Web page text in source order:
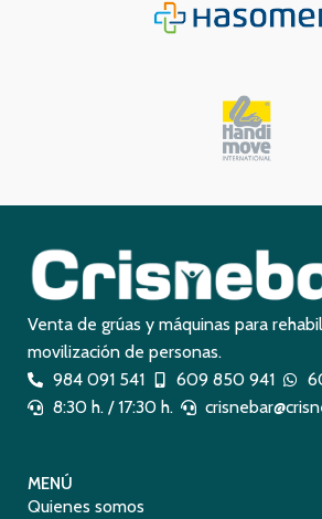
Venta de grúas y máquinas para
movilización de personas.
984 091 541
609 850 941
8:30 h. / 17:30 h.
MENÚ
Quienes somos